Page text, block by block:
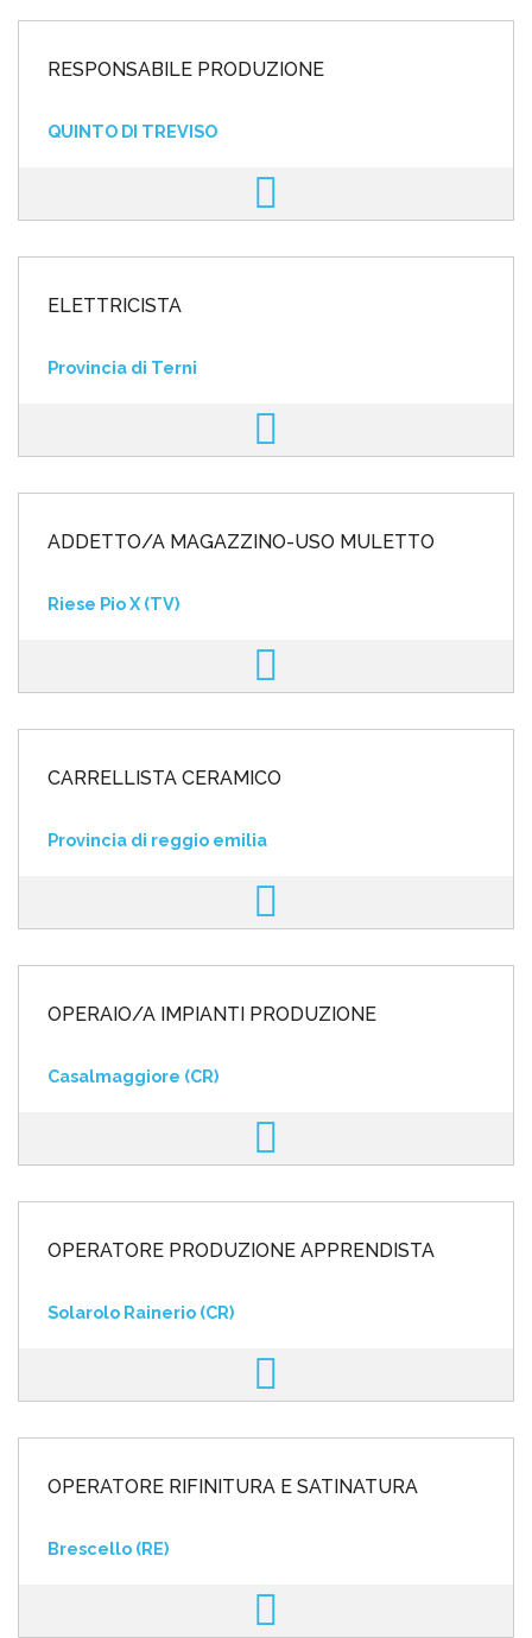
RESPONSABILE PRODUZIONE
QUINTO DI TREVISO
ELETTRICISTA
Provincia di Terni
ADDETTO/A MAGAZZINO-USO MULETTO
Riese Pio X (TV)
CARRELLISTA CERAMICO
Provincia di reggio emilia
OPERAIO/A IMPIANTI PRODUZIONE
Casalmaggiore (CR)
OPERATORE PRODUZIONE APPRENDISTA
Solarolo Rainerio (CR)
OPERATORE RIFINITURA E SATINATURA
Brescello (RE)